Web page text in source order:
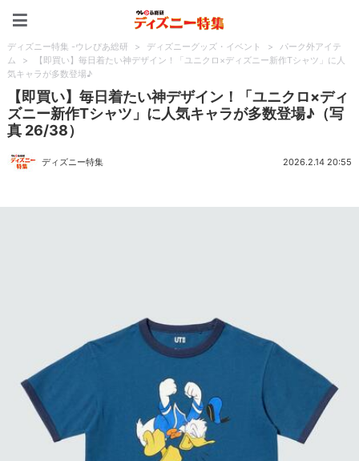
ディズニー特集 -ウレぴあ総研 > ディズニーグッズ・イベント >
パーク外アイテ
ム
>
【即買い】毎日着たい神デザイン！「ユニクロ×ディズニー新作Tシャツ」に人
気キャラが多数登場♪
【即買い】毎日着たい神デザイン！「ユニクロ×ディ
ズニー新作Tシャツ」に人気キャラが多数登場♪（写
真 26/38）
ディズニー特集 2026.2.14 20:55